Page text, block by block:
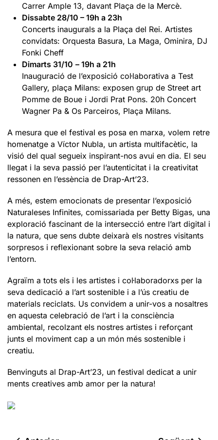
Carrer Ample 13, davant Plaça de la Mercè.
Dissabte 28/10 – 19h a 23h
Concerts inaugurals a la Plaça del Rei. Artistes
convidats: Orquesta Basura, La Maga, Ominira, DJ
Fonki Cheff
Dimarts 31/10 – 19h a 21h
Inauguració de l’exposició col·laborativa a Test
Gallery, plaça Milans: exposen grup de Street art
Pomme de Boue i Jordi Prat Pons. 20h Concert
Wagner Pa & Os Parceiros, Plaça Milans.
A mesura que el festival es posa en marxa, volem retre
homenatge a Víctor Nubla, un artista multifacètic, la
visió del qual segueix inspirant-nos avui en dia. El seu
llegat i la seva passió per l’autenticitat i la creativitat
ressonen en l’essència de Drap-Art’23.
A més, estem emocionats de presentar l’exposició
Naturaleses Infinites, comissariada per Betty Bigas, una
exploració fascinant de la intersecció entre l’art digital i
la natura, que sens dubte deixarà els nostres visitants
sorpresos i reflexionant sobre la seva relació amb
l’entorn.
Agraïm a tots els i les artistes i col·laboradorxs per la
seva dedicació a l’art sostenible i a l’ús creatiu de
materials reciclats. Us convidem a unir-vos a nosaltres
en aquesta celebració de l’art i la consciència
ambiental, recolzant els nostres artistes i reforçant
junts el moviment cap a un món més sostenible i
creatiu.
Benvinguts al Drap-Art’23, un festival dedicat a unir
ments creatives amb amor per la natura!